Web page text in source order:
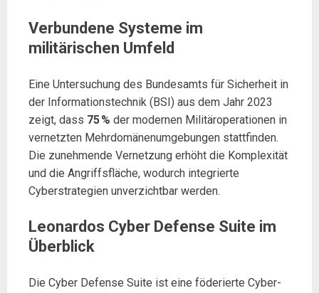
Verbundene Systeme im
militärischen Umfeld
Eine Untersuchung des Bundesamts für Sicherheit in
der Informationstechnik (BSI) aus dem Jahr 2023
zeigt, dass 75 % der modernen Militäroperationen in
vernetzten Mehrdomänenumgebungen stattfinden.
Die zunehmende Vernetzung erhöht die Komplexität
und die Angriffsfläche, wodurch integrierte
Cyberstrategien unverzichtbar werden.
Leonardos Cyber Defense Suite im
Überblick
Die Cyber Defense Suite ist eine föderierte Cyber-